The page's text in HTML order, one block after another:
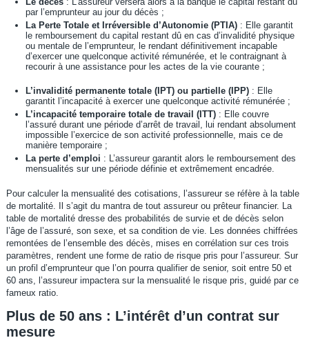
par l’emprunteur au jour du décès ;
La Perte Totale et Irréversible d’Autonomie (PTIA): Elle garantit
le remboursement du capital restant dû en cas d’invalidité physique
ou mentale de l’emprunteur, le rendant définitivement incapable
d’exercer une quelconque activité rémunérée, et le contraignant à
recourir à une assistance pour les actes de la vie courante ;
L’invalidité permanente totale (IPT) ou partielle (IPP): Elle
garantit l’incapacité à exercer une quelconque activité rémunérée ;
L’incapacité temporaire totale de travail (ITT): Elle couvre
l’assuré durant une période d’arrêt de travail, lui rendant absolument
impossible l’exercice de son activité professionnelle, mais ce de
manière temporaire ;
La perte d’emploi : L’assureur garantit alors le remboursement des
mensualités sur une période définie et extrêmement encadrée.
Pour calculer la mensualité des cotisations, l’assureur se réfère à la table
de mortalité. Il s’agit du mantra de tout assureur ou prêteur financier. La
table de mortalité dresse des probabilités de survie et de décès selon
l’âge de l’assuré, son sexe, et sa condition de vie. Les données chiffrées
remontées de l’ensemble des décès, mises en corrélation sur ces trois
paramètres, rendent une forme de ratio de risque pris pour l’assureur. Sur
un profil d’emprunteur que l’on pourra qualifier de senior, soit entre 50 et
60 ans, l’assureur impactera sur la mensualité le risque pris, guidé par ce
fameux ratio.
Plus de 50 ans : L’intérêt d’un contrat sur
mesure